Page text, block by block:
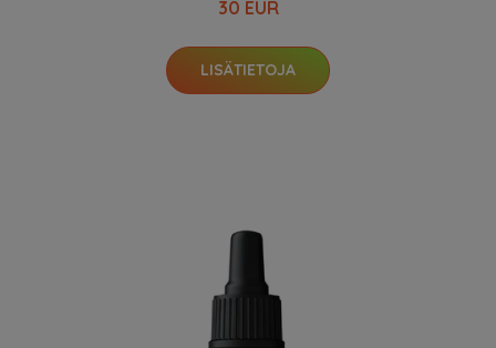
30 EUR
LISÄTIETOJA